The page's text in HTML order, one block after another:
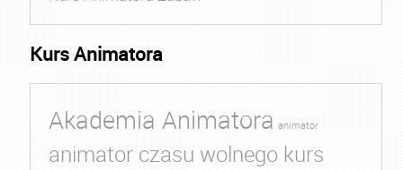
Kurs Animatora
Akademia Animatora animator
animator czasu wolnego kurs